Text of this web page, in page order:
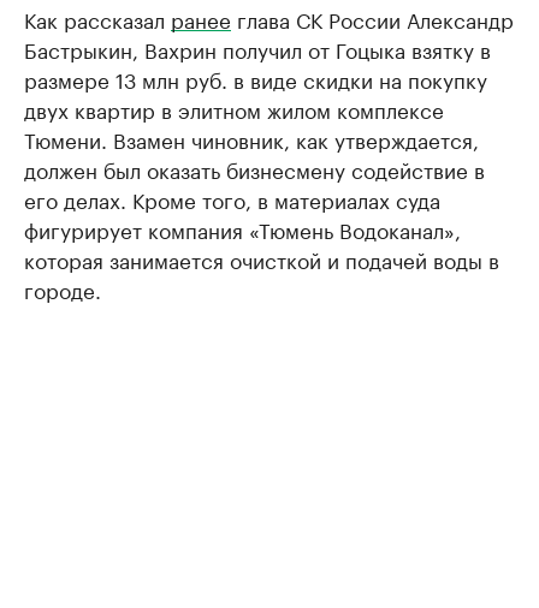
Как рассказал ранее глава СК России Александр
Бастрыкин, Вахрин получил от Гоцыка взятку в
размере 13 млн руб. в виде скидки на покупку
двух квартир в элитном жилом комплексе
Тюмени. Взамен чиновник, как утверждается,
должен был оказать бизнесмену содействие в
его делах. Кроме того, в материалах суда
фигурирует компания «Тюмень Водоканал»,
которая занимается очисткой и подачей воды в
городе.